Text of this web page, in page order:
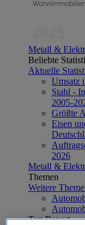
Metall &
Beliebte
Aktuelle
Umsatz
Stahl -
2005-
Größte
Eisen
2026
Metall &
Themen
Weitere
Top Report